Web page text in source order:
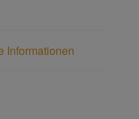
Informationen